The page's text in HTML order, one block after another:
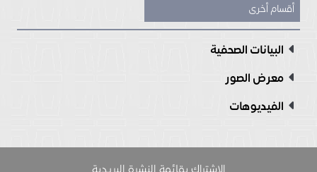
أقسام أخرى
البيانات الصحفية
معرض الصور
الفيديوهات